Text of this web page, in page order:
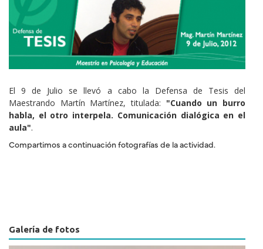
Cuerpo
El 9 de Julio se llevó a cabo la Defensa de Tesis del
Maestrando Martín Martínez, titulada: "Cuando un burro
habla, el otro interpela. Comunicación dialógica en el
aula".
Compartimos a continuación fotografías de la actividad.
Galería de fotos